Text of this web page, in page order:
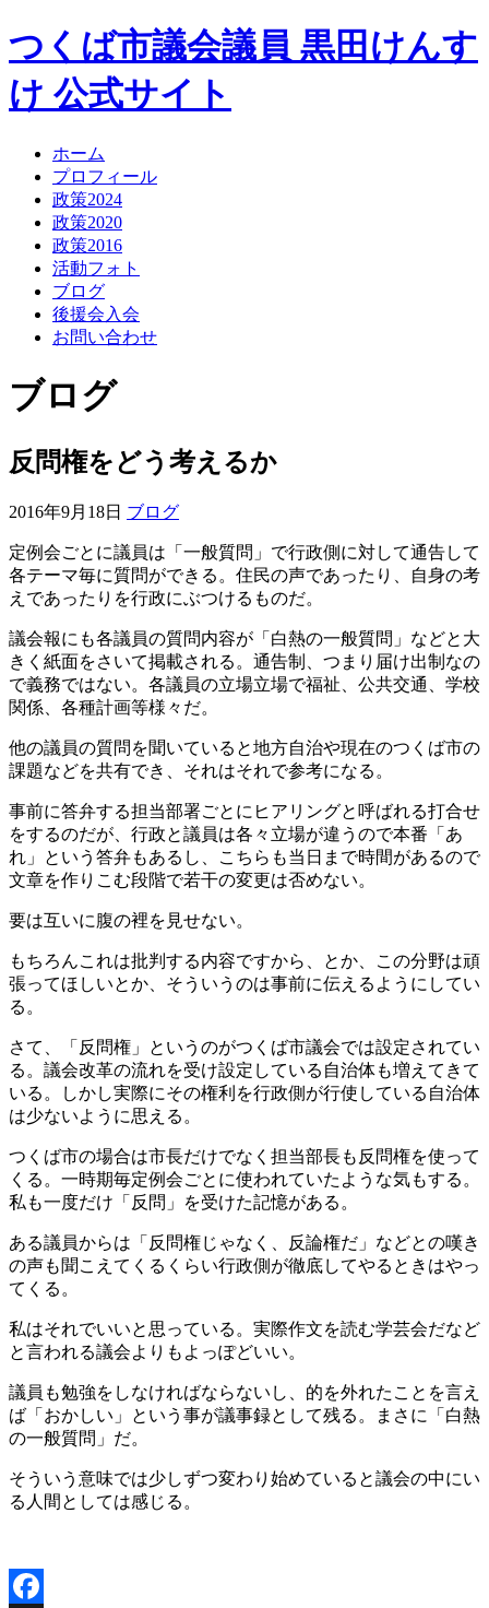
つくば市議会議員 黒田けんす
け 公式サイト
ホーム
プロフィール
政策2024
政策2020
政策2016
活動フォト
ブログ
後援会入会
お問い合わせ
ブログ
反問権をどう考えるか
2016年9月18日 ブログ
定例会ごとに議員は「一般質問」で行政側に対して通告して
各テーマ毎に質問ができる。住民の声であったり、自身の考
えであったりを行政にぶつけるものだ。
議会報にも各議員の質問内容が「白熱の一般質問」などと大
きく紙面をさいて掲載される。通告制、つまり届け出制なの
で義務ではない。各議員の立場立場で福祉、公共交通、学校
関係、各種計画等様々だ。
他の議員の質問を聞いていると地方自治や現在のつくば市の
課題などを共有でき、それはそれで参考になる。
事前に答弁する担当部署ごとにヒアリングと呼ばれる打合せ
をするのだが、行政と議員は各々立場が違うので本番「あ
れ」という答弁もあるし、こちらも当日まで時間があるので
文章を作りこむ段階で若干の変更は否めない。
要は互いに腹の裡を見せない。
もちろんこれは批判する内容ですから、とか、この分野は頑
張ってほしいとか、そういうのは事前に伝えるようにしてい
る。
さて、「反問権」というのがつくば市議会では設定されてい
る。議会改革の流れを受け設定している自治体も増えてきて
いる。しかし実際にその権利を行政側が行使している自治体
は少ないように思える。
つくば市の場合は市長だけでなく担当部長も反問権を使って
くる。一時期毎定例会ごとに使われていたような気もする。
私も一度だけ「反問」を受けた記憶がある。
ある議員からは「反問権じゃなく、反論権だ」などとの嘆き
の声も聞こえてくるくらい行政側が徹底してやるときはやっ
てくる。
私はそれでいいと思っている。実際作文を読む学芸会だなど
と言われる議会よりもよっぽどいい。
議員も勉強をしなければならないし、的を外れたことを言え
ば「おかしい」という事が議事録として残る。まさに「白熱
の一般質問」だ。
そういう意味では少しずつ変わり始めていると議会の中にい
る人間としては感じる。